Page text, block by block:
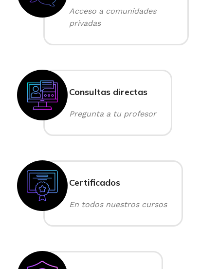
Acceso a comunidades
privadas
Consultas directas
Pregunta a tu profesor
Certificados
En todos nuestros cursos